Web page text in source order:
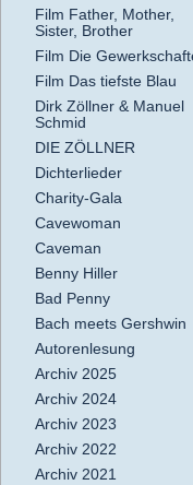
Film Father, Mother,
Sister, Brother
Film Die
Film Das tiefste Blau
Dirk Zöllner & Manuel
Schmid
DIE ZÖLLNER
Dichterlieder
Charity-Gala
Cavewoman
Caveman
Benny Hiller
Bad Penny
Bach meets Gershwin
Autorenlesung
Archiv 2025
Archiv 2024
Archiv 2023
Archiv 2022
Archiv 2021